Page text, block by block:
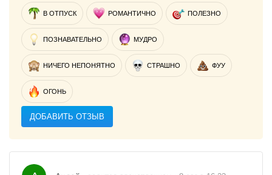
В ОТПУСК РОМАНТИЧНО ПОЛЕЗНО
ПОЗНАВАТЕЛЬНО МУДРО
НИЧЕГО НЕПОНЯТНО СТРАШНО ФУУ
ОГОНЬ
ДОБАВИТЬ ОТЗЫВ